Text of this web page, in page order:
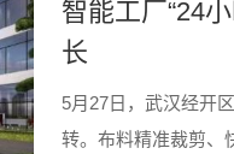
智能工厂“24
长
5月27日，武汉经开
转。布料精准裁剪、